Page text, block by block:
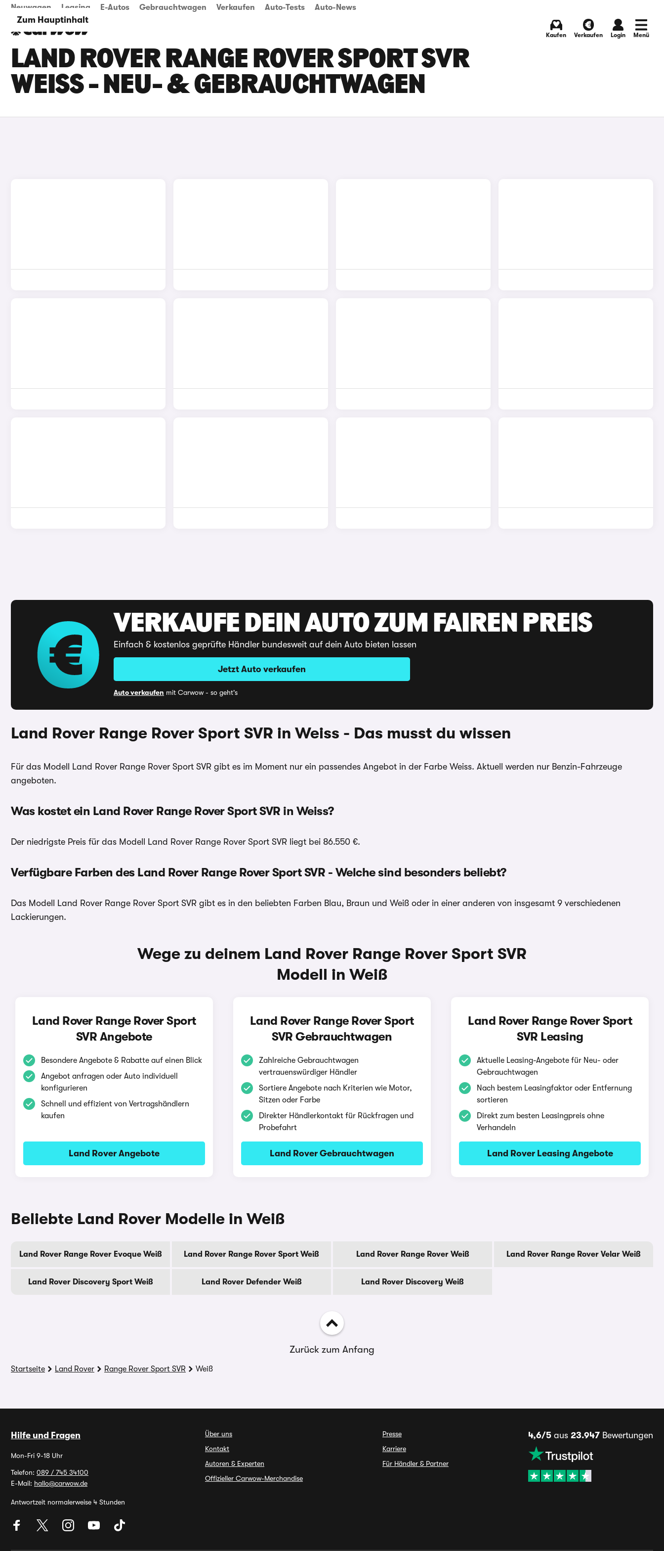
Zum Hauptinhalt
Neuwagen Leasing E-Autos Gebrauchtwagen Verkaufen Auto-Tests Auto-News
Kaufen Verkaufen Login Menü
LAND ROVER RANGE ROVER SPORT SVR
WEISS - NEU- & GEBRAUCHTWAGEN
VERKAUFE DEIN AUTO ZUM FAIREN PREIS
Einfach & kostenlos geprüfte Händler bundesweit auf dein Auto bieten lassen
Jetzt Auto verkaufen
Auto verkaufen mit Carwow - so geht's
Land Rover Range Rover Sport SVR in Weiss - Das musst du wissen
Für das Modell Land Rover Range Rover Sport SVR gibt es im Moment nur ein passendes Angebot in der Farbe Weiss. Aktuell werden nur Benzin-Fahrzeuge
angeboten.
Was kostet ein Land Rover Range Rover Sport SVR in Weiss?
Der niedrigste Preis für das Modell Land Rover Range Rover Sport SVR liegt bei 86.550 €.
Verfügbare Farben des Land Rover Range Rover Sport SVR - Welche sind besonders beliebt?
Das Modell Land Rover Range Rover Sport SVR gibt es in den beliebten Farben Blau, Braun und Weiß oder in einer anderen von insgesamt 9 verschiedenen
Lackierungen.
Wege zu deinem Land Rover Range Rover Sport SVR
Modell in Weiß
Land Rover Range Rover Sport
SVR Angebote
Besondere Angebote & Rabatte auf einen Blick
Angebot anfragen oder Auto individuell
konfigurieren
Schnell und effizient von Vertragshändlern
kaufen
Land Rover Angebote
Land Rover Range Rover Sport
SVR Gebrauchtwagen
Zahlreiche Gebrauchtwagen
vertrauenswürdiger Händler
Sortiere Angebote nach Kriterien wie Motor,
Sitzen oder Farbe
Direkter Händlerkontakt für Rückfragen und
Probefahrt
Land Rover Gebrauchtwagen
Land Rover Range Rover Sport
SVR Leasing
Aktuelle Leasing-Angebote für Neu- oder
Gebrauchtwagen
Nach bestem Leasingfaktor oder Entfernung
sortieren
Direkt zum besten Leasingpreis ohne
Verhandeln
Land Rover Leasing Angebote
Beliebte Land Rover Modelle in Weiß
Land Rover Range Rover Evoque Weiß Land Rover Range Rover Sport Weiß Land Rover Range Rover Weiß Land Rover Range Rover Velar Weiß
Land Rover Discovery Sport Weiß Land Rover Defender Weiß Land Rover Discovery Weiß
Zurück zum Anfang
Startseite Land Rover Range Rover Sport SVR Weiß
Hilfe und Fragen
Mon-Fri 9-18 Uhr
Telefon: 089 / 745 34100
E-Mail: hallo@carwow.de
Antwortzeit normalerweise 4 Stunden
Über uns
Kontakt
Autoren & Experten
Offizieller Carwow-Merchandise
Presse
Karriere
Für Händler & Partner
4,6/5 aus 23.947 Bewertungen